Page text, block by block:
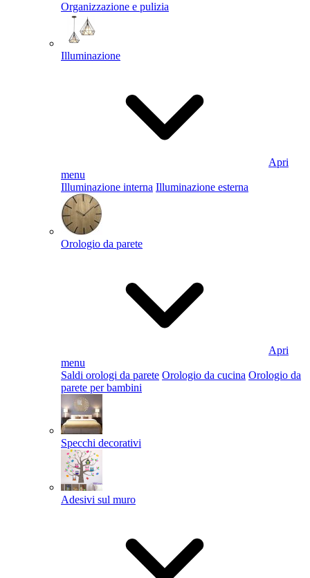
Organizzazione e pulizia
Illuminazione
Apri
menu
Illuminazione interna Illuminazione esterna
Orologio da parete
Apri
menu
Saldi orologi da parete Orologio da cucina Orologio da
parete per bambini
Specchi decorativi
Adesivi sul muro